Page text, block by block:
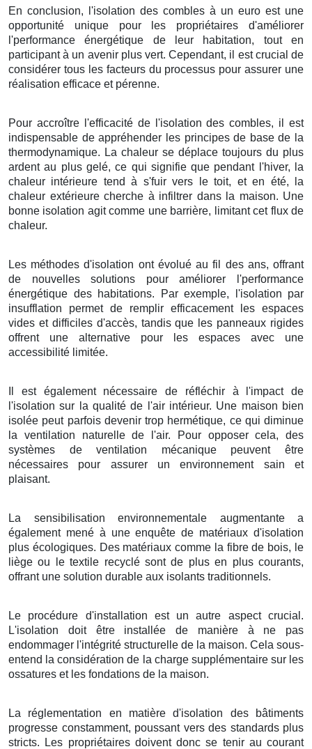
En conclusion, l'isolation des combles à un euro est une
opportunité unique pour les propriétaires d'améliorer
l'performance énergétique de leur habitation, tout en
participant à un avenir plus vert. Cependant, il est crucial de
considérer tous les facteurs du processus pour assurer une
réalisation efficace et pérenne.
Pour accroître l'efficacité de l'isolation des combles, il est
indispensable de appréhender les principes de base de la
thermodynamique. La chaleur se déplace toujours du plus
ardent au plus gelé, ce qui signifie que pendant l'hiver, la
chaleur intérieure tend à s'fuir vers le toit, et en été, la
chaleur extérieure cherche à infiltrer dans la maison. Une
bonne isolation agit comme une barrière, limitant cet flux de
chaleur.
Les méthodes d'isolation ont évolué au fil des ans, offrant
de nouvelles solutions pour améliorer l'performance
énergétique des habitations. Par exemple, l'isolation par
insufflation permet de remplir efficacement les espaces
vides et difficiles d'accès, tandis que les panneaux rigides
offrent une alternative pour les espaces avec une
accessibilité limitée.
Il est également nécessaire de réfléchir à l'impact de
l'isolation sur la qualité de l'air intérieur. Une maison bien
isolée peut parfois devenir trop hermétique, ce qui diminue
la ventilation naturelle de l'air. Pour opposer cela, des
systèmes de ventilation mécanique peuvent être
nécessaires pour assurer un environnement sain et
plaisant.
La sensibilisation environnementale augmentante a
également mené à une enquête de matériaux d'isolation
plus écologiques. Des matériaux comme la fibre de bois, le
liège ou le textile recyclé sont de plus en plus courants,
offrant une solution durable aux isolants traditionnels.
Le procédure d'installation est un autre aspect crucial.
L'isolation doit être installée de manière à ne pas
endommager l'intégrité structurelle de la maison. Cela sous-
entend la considération de la charge supplémentaire sur les
ossatures et les fondations de la maison.
La réglementation en matière d'isolation des bâtiments
progresse constamment, poussant vers des standards plus
stricts. Les propriétaires doivent donc se tenir au courant